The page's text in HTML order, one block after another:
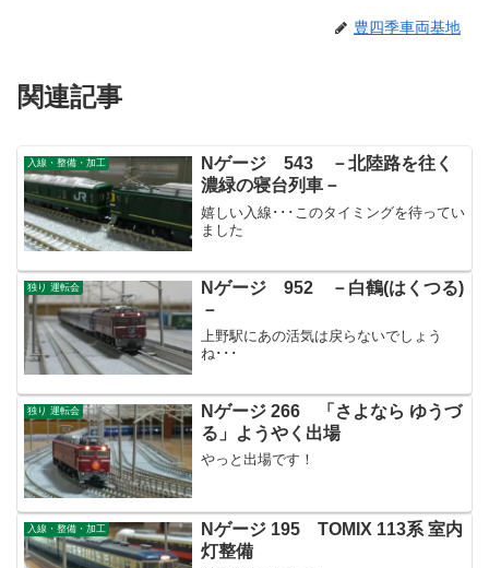
豊四季車両基地
関連記事
入線・整備・加工
Nゲージ 543 －北陸路を往く
濃緑の寝台列車－
嬉しい入線･･･このタイミングを待ってい
ました
独り 運転会
Nゲージ 952 －白鶴(はくつる)
－
上野駅にあの活気は戻らないでしょう
ね･･･
独り 運転会
Nゲージ 266 「さよなら ゆうづ
る」ようやく出場
やっと出場です！
入線・整備・加工
Nゲージ 195 TOMIX 113系 室内
灯整備